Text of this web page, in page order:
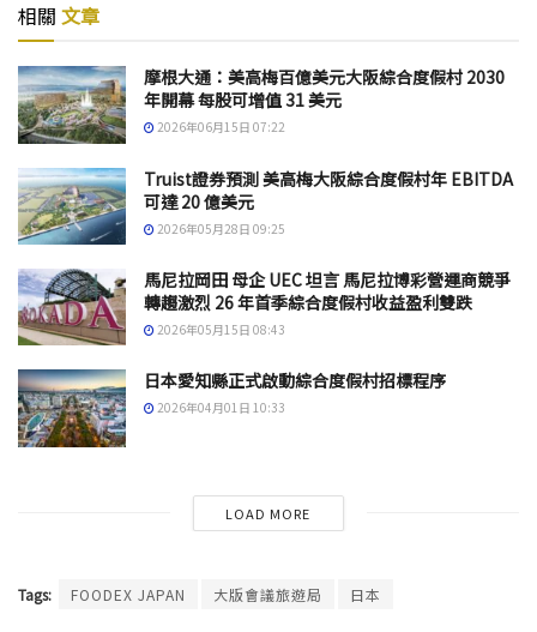
相關 文章
摩根大通：美高梅百億美元大阪綜合度假村 2030
年開幕 每股可增值 31 美元
2026年06月15日 07:22
Truist證券預測 美高梅大阪綜合度假村年 EBITDA
可達 20 億美元
2026年05月28日 09:25
馬尼拉岡田 母企 UEC 坦言 馬尼拉博彩營運商競爭
轉趨激烈 26 年首季綜合度假村收益盈利雙跌
2026年05月15日 08:43
日本愛知縣正式啟動綜合度假村招標程序
2026年04月01日 10:33
LOAD MORE
Tags: FOODEX JAPAN 大版會議旅遊局 日本